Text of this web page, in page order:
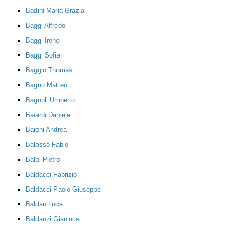
Badini Maria Grazia
Baggi Alfredo
Baggi Irene
Baggi Sofia
Baggio Thomas
Bagno Matteo
Bagnoli Umberto
Baiardi Daniele
Baioni Andrea
Balasso Fabio
Balbi Pietro
Baldacci Fabrizio
Baldacci Paolo Giuseppe
Baldan Luca
Baldanzi Gianluca